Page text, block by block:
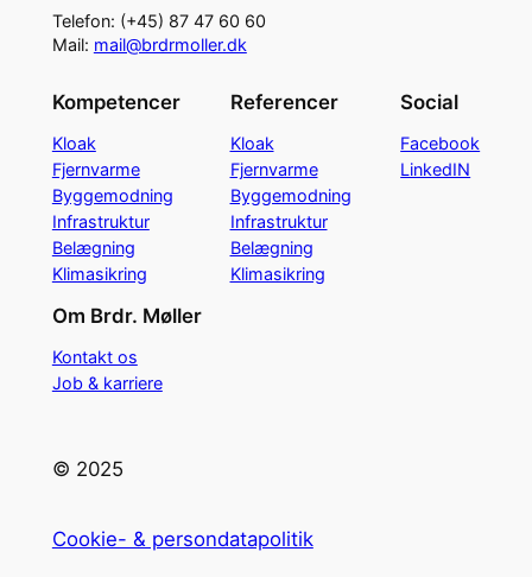
Telefon: (+45) 87 47 60 60
Mail: mail@brdrmoller.dk
Kompetencer
Kloak
Fjernvarme
Byggemodning
Infrastruktur
Belægning
Klimasikring
Referencer
Kloak
Fjernvarme
Byggemodning
Infrastruktur
Belægning
Klimasikring
Social
Facebook
LinkedIN
Om Brdr. Møller
Kontakt os
Job & karriere
© 2025
Cookie- & persondatapolitik